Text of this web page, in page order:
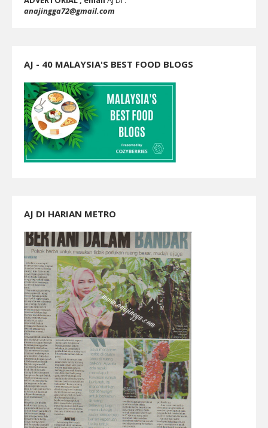
anajingga72@gmail.com
AJ - 40 MALAYSIA'S BEST FOOD BLOGS
AJ DI HARIAN METRO